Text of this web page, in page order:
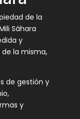
de la
Sáhara
y
la misma,
de gestión y
y